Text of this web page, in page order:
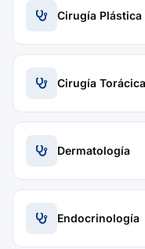
Cirugía Plástica
Cirugía Torácica
Dermatología
Endocrinología